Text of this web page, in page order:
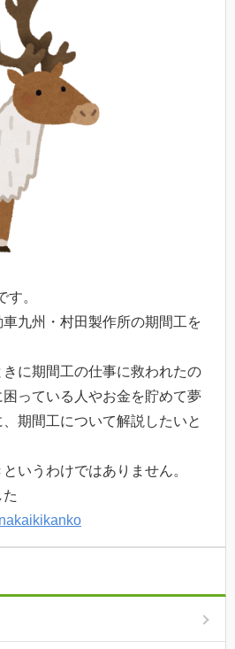
。
車九州・村田製作所の期間工を
に期間工の仕事に救われたの
っている人やお金を貯めて夢
期間工について解説したいと
いうわけではありません。